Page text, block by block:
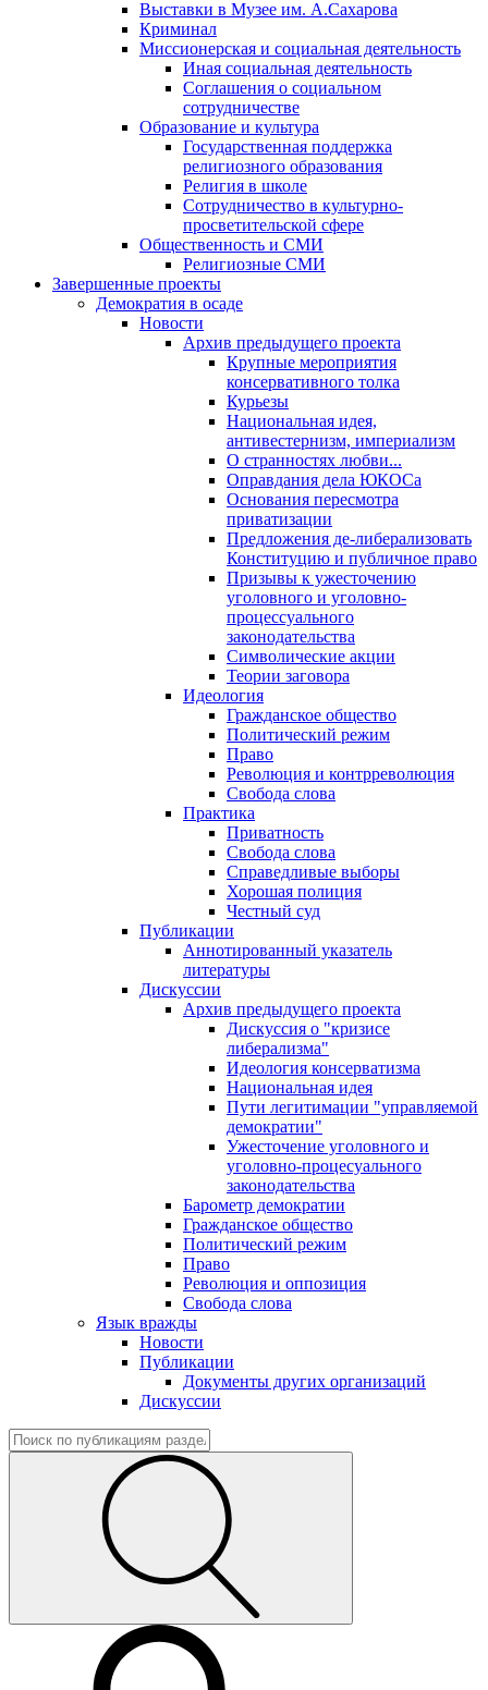
Выставки в Музее им. А.Сахарова
Криминал
Миссионерская и социальная деятельность
Иная социальная деятельность
Соглашения о социальном
сотрудничестве
Образование и культура
Государственная поддержка
религиозного образования
Религия в школе
Сотрудничество в культурно-
просветительской сфере
Общественность и СМИ
Религиозные СМИ
Завершенные проекты
Демократия в осаде
Новости
Архив предыдущего проекта
Крупные мероприятия
консервативного толка
Курьезы
Национальная идея,
антивестернизм, империализм
О странностях любви...
Оправдания дела ЮКОСа
Основания пересмотра
приватизации
Предложения де-либерализовать
Конституцию и публичное право
Призывы к ужесточению
уголовного и уголовно-
процессуального
законодательства
Символические акции
Теории заговора
Идеология
Гражданское общество
Политический режим
Право
Революция и контрреволюция
Свобода слова
Практика
Приватность
Свобода слова
Справедливые выборы
Хорошая полиция
Честный суд
Публикации
Аннотированный указатель
литературы
Дискуссии
Архив предыдущего проекта
Дискуссия о "кризисе
либерализма"
Идеология консерватизма
Национальная идея
Пути легитимации "управляемой
демократии"
Ужесточение уголовного и
уголовно-процесуального
законодательства
Барометр демократии
Гражданское общество
Политический режим
Право
Революция и оппозиция
Свобода слова
Язык вражды
Новости
Публикации
Документы других организаций
Дискуссии